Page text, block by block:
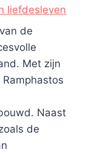
liefdesleven
de
Met zijn
Naast
de